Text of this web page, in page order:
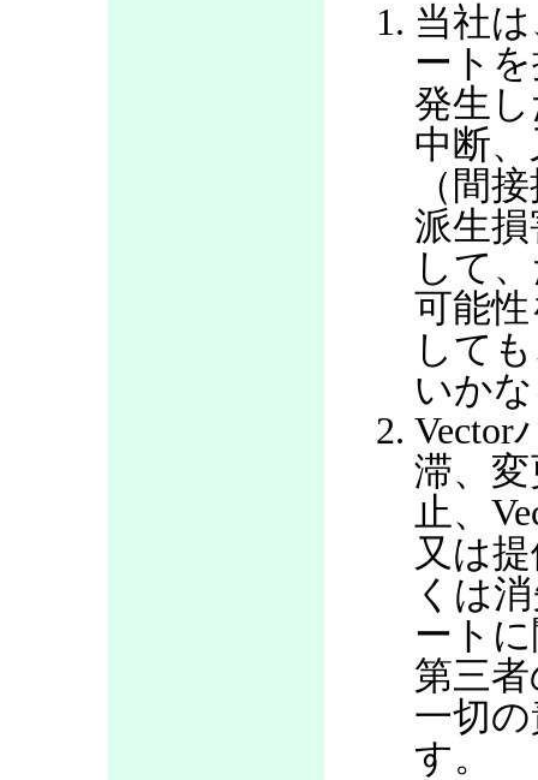
当社
ート
発生
中断
（間
派生
して
可能
して
いか
Vector
滞、
止、
又は
くは
ート
第三
一切
す。